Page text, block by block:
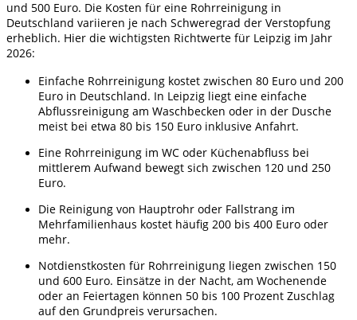
und 500 Euro. Die Kosten für eine Rohrreinigung in
Deutschland variieren je nach Schweregrad der Verstopfung
erheblich. Hier die wichtigsten Richtwerte für Leipzig im Jahr
2026:
Einfache Rohrreinigung kostet zwischen 80 Euro und 200
Euro in Deutschland. In Leipzig liegt eine einfache
Abflussreinigung am Waschbecken oder in der Dusche
meist bei etwa 80 bis 150 Euro inklusive Anfahrt.
Eine Rohrreinigung im WC oder Küchenabfluss bei
mittlerem Aufwand bewegt sich zwischen 120 und 250
Euro.
Die Reinigung von Hauptrohr oder Fallstrang im
Mehrfamilienhaus kostet häufig 200 bis 400 Euro oder
mehr.
Notdienstkosten für Rohrreinigung liegen zwischen 150
und 600 Euro. Einsätze in der Nacht, am Wochenende
oder an Feiertagen können 50 bis 100 Prozent Zuschlag
auf den Grundpreis verursachen.